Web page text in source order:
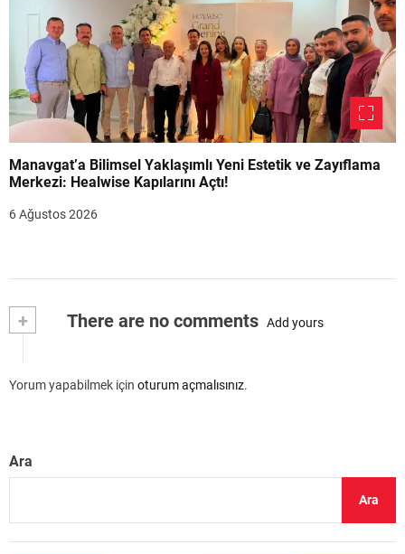
Manavgat’a Bilimsel Yaklaşımlı Yeni Estetik ve Zayıflama
Merkezi: Healwise Kapılarını Açtı!
6 Ağustos 2026
+ There are no comments Add yours
Yorum yapabilmek için oturum açmalısınız.
Ara
Ara